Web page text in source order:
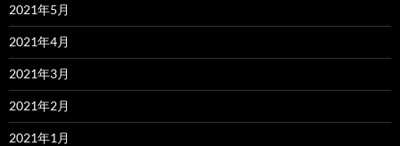
2021年5月
2021年4月
2021年3月
2021年2月
2021年1月